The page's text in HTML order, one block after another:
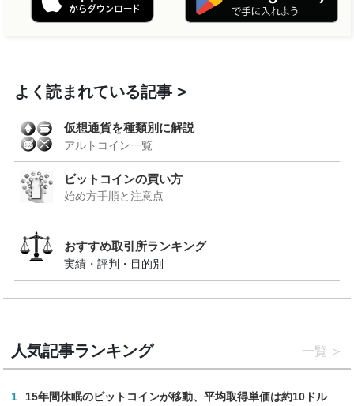
よく読まれている記事
仮想通貨を種類別に解説
アルトコイン一覧
ビットコインの買い方
始め方手順と注意点
おすすめ取引所ランキング
実績・評判・目的別
人気記事ランキング 一覧
1 15年間休眠のビットコインが移動、平均取得単価は約10ドル